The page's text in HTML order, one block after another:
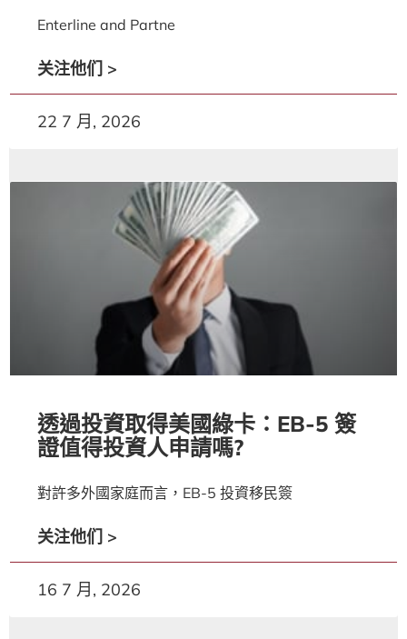
Enterline and Partne
关注他们 >
22 7 月, 2026
透過投資取得美國綠卡：EB-5 簽
證值得投資人申請嗎?
對許多外國家庭而言，EB-5 投資移民簽
关注他们 >
16 7 月, 2026